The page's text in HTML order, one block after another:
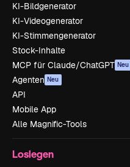
KI-Bildgenerator
KI-Videogenerator
KI-Stimmengenerator
Stock-Inhalte
MCP für Claude/ChatGPT Neu
Agenten Neu
API
Mobile App
Alle Magnific-Tools
Loslegen